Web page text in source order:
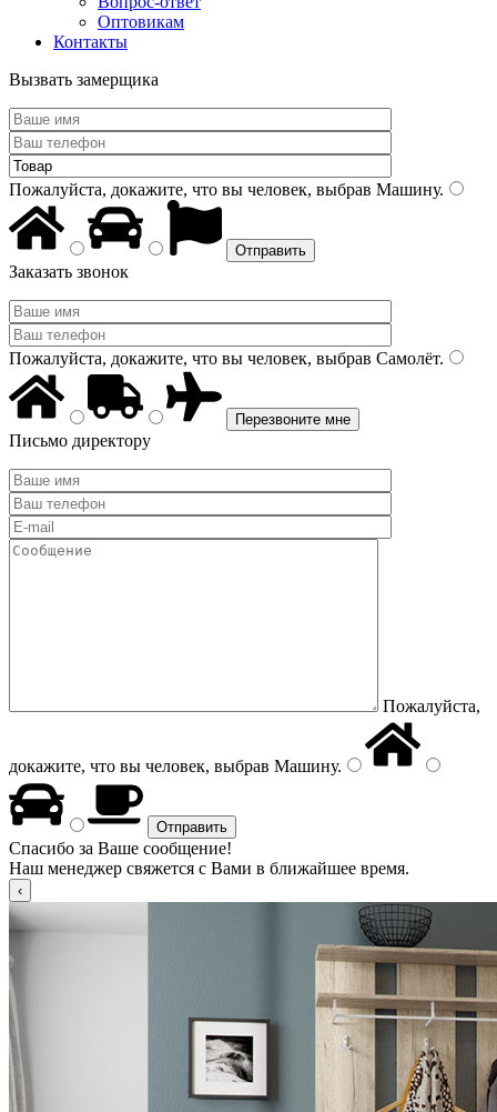
Оптовикам
Контакты
Вызвать замерщика
Пожалуйста, докажите, что вы человек, выбрав Машину.
Заказать звонок
Пожалуйста, докажите, что вы человек, выбрав Самолёт.
Письмо директору
Пожалуйста,
докажите, что вы человек, выбрав Машину.
Спасибо за Ваше сообщение!
Наш менеджер свяжется с Вами в ближайшее время.